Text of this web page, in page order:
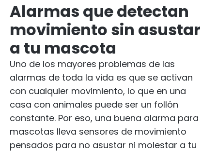
Alarmas que detectan
movimiento sin asustar
a tu mascota
Uno de los mayores problemas de las
alarmas de toda la vida es que se activan
con cualquier movimiento, lo que en una
casa con animales puede ser un follón
constante. Por eso, una buena alarma para
mascotas lleva sensores de movimiento
pensados para no asustar ni molestar a tu